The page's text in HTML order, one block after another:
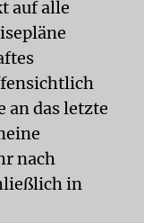
auf alle
an das letzte
nach
in